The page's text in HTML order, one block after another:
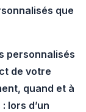
que
personnalisés
de votre
quand et à
lors d’un